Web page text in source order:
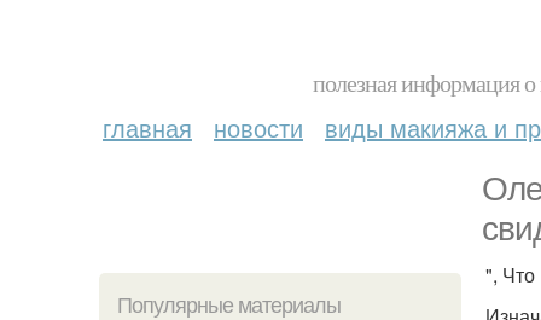
полезная информация
главная новости виды макияжа и
Популярные материалы
", Что